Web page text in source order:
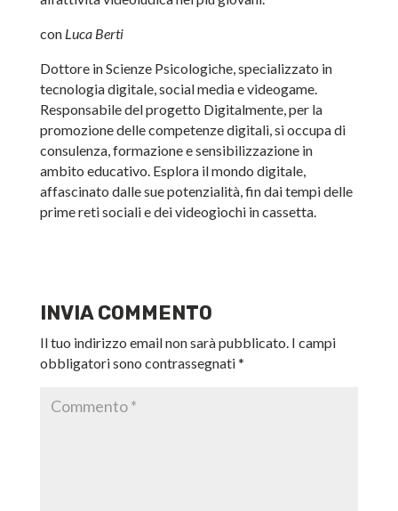
con Luca Berti
Dottore in Scienze Psicologiche, specializzato in
tecnologia digitale, social media e videogame.
Responsabile del progetto Digitalmente, per la
promozione delle competenze digitali, si occupa di
consulenza, formazione e sensibilizzazione in
ambito educativo. Esplora il mondo digitale,
affascinato dalle sue potenzialità, fin dai tempi delle
prime reti sociali e dei videogiochi in cassetta.
INVIA COMMENTO
Il tuo indirizzo email non sarà pubblicato. I campi
obbligatori sono contrassegnati*